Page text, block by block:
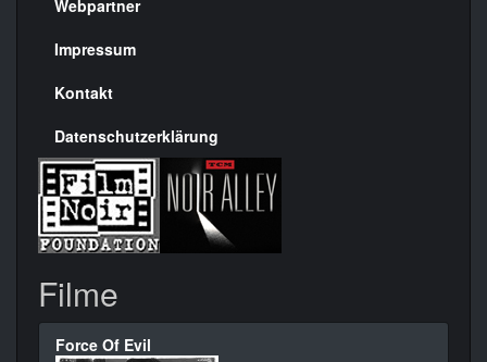
rechte
Seite
Webpartner
Impressum
Kontakt
Datenschutzerklärung
Filme
Force Of Evil